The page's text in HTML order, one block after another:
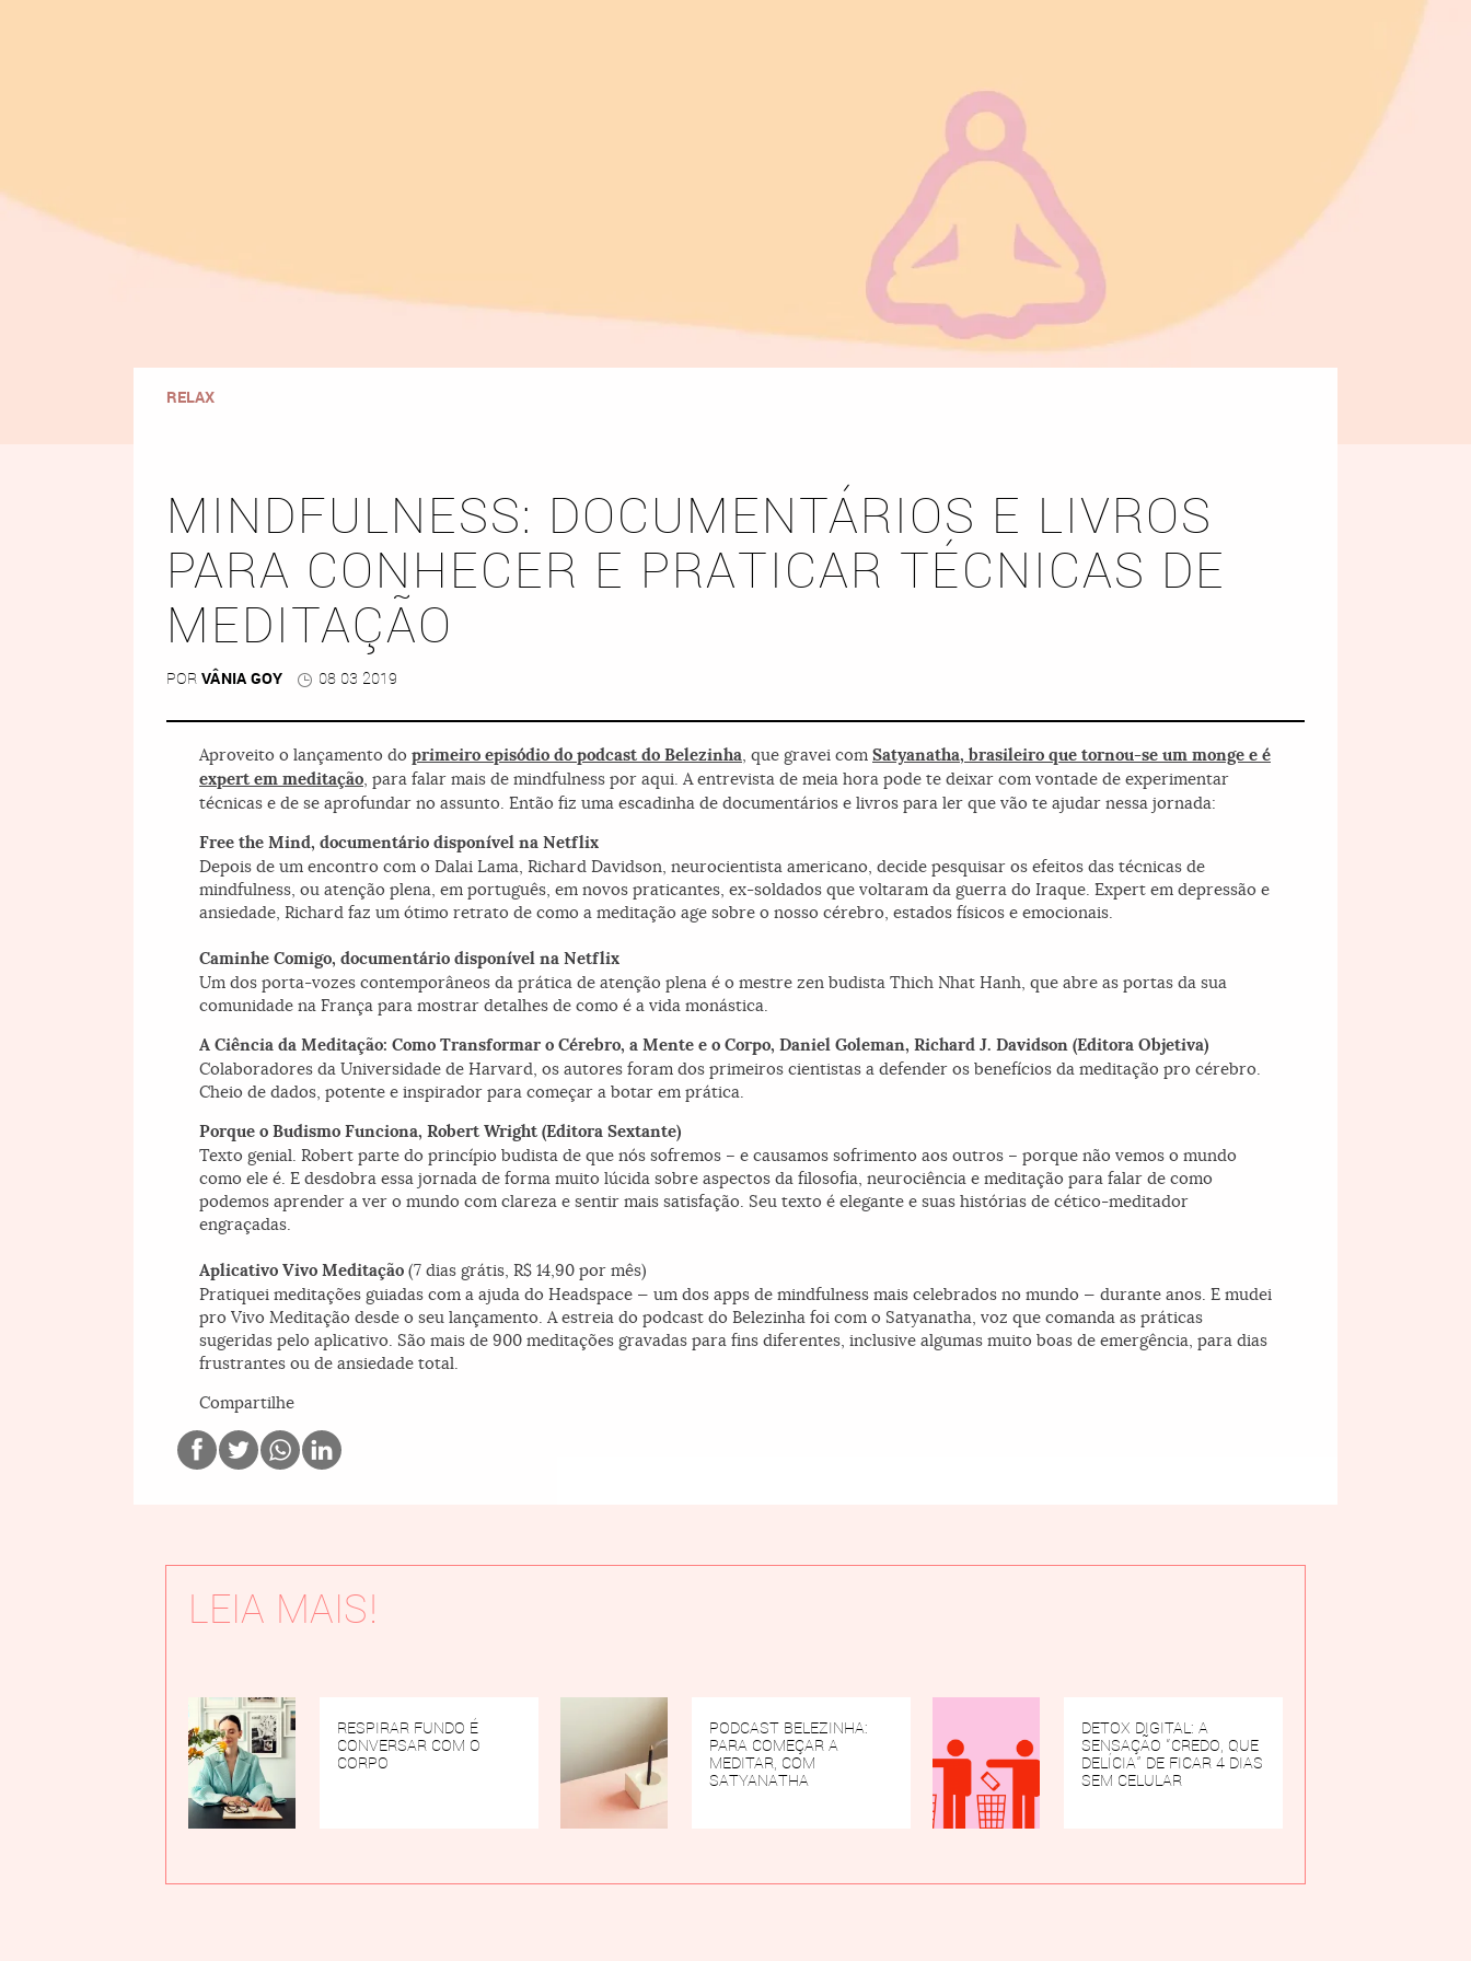
RELAX
MINDFULNESS: DOCUMENTÁRIOS E LIVROS
PARA CONHECER E PRATICAR TÉCNICAS DE
MEDITAÇÃO
POR VÂNIA GOY 08 03 2019
Aproveito o lançamento do primeiro episódio do podcast do Belezinha, que gravei com Satyanatha, brasileiro que tornou-se um monge e é
expert em meditação, para falar mais de mindfulness por aqui. A entrevista de meia hora pode te deixar com vontade de experimentar
técnicas e de se aprofundar no assunto. Então fiz uma escadinha de documentários e livros para ler que vão te ajudar nessa jornada:
Free the Mind, documentário disponível na Netflix
Depois de um encontro com o Dalai Lama, Richard Davidson, neurocientista americano, decide pesquisar os efeitos das técnicas de
mindfulness, ou atenção plena, em português, em novos praticantes, ex-soldados que voltaram da guerra do Iraque. Expert em depressão e
ansiedade, Richard faz um ótimo retrato de como a meditação age sobre o nosso cérebro, estados físicos e emocionais.
Caminhe Comigo, documentário disponível na Netflix
Um dos porta-vozes contemporâneos da prática de atenção plena é o mestre zen budista Thich Nhat Hanh, que abre as portas da sua
comunidade na França para mostrar detalhes de como é a vida monástica.
A Ciência da Meditação: Como Transformar o Cérebro, a Mente e o Corpo, Daniel Goleman, Richard J. Davidson (Editora Objetiva)
Colaboradores da Universidade de Harvard, os autores foram dos primeiros cientistas a defender os benefícios da meditação pro cérebro.
Cheio de dados, potente e inspirador para começar a botar em prática.
Porque o Budismo Funciona, Robert Wright (Editora Sextante)
Texto genial. Robert parte do princípio budista de que nós sofremos – e causamos sofrimento aos outros – porque não vemos o mundo
como ele é. E desdobra essa jornada de forma muito lúcida sobre aspectos da filosofia, neurociência e meditação para falar de como
podemos aprender a ver o mundo com clareza e sentir mais satisfação. Seu texto é elegante e suas histórias de cético-meditador
engraçadas.
Aplicativo Vivo Meditação (7 dias grátis, R$ 14,90 por mês)
Pratiquei meditações guiadas com a ajuda do Headspace — um dos apps de mindfulness mais celebrados no mundo — durante anos. E mudei
pro Vivo Meditação desde o seu lançamento. A estreia do podcast do Belezinha foi com o Satyanatha, voz que comanda as práticas
sugeridas pelo aplicativo. São mais de 900 meditações gravadas para fins diferentes, inclusive algumas muito boas de emergência, para dias
frustrantes ou de ansiedade total.
Compartilhe
LEIA MAIS!
RESPIRAR FUNDO É
CONVERSAR COM O
CORPO
PODCAST BELEZINHA:
PARA COMEÇAR A
MEDITAR, COM
SATYANATHA
DETOX DIGITAL: A
SENSAÇÃO “CREDO, QUE
DELÍCIA” DE FICAR 4 DIAS
SEM CELULAR